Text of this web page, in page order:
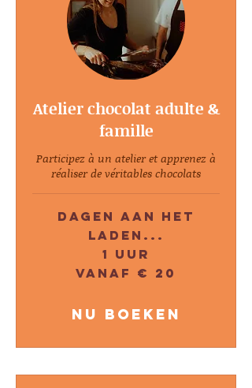
Atelier chocolat adulte &
famille
Participez à un atelier et apprenez à
réaliser de véritables chocolats
Dagen aan het
laden...
1 uur
Vanaf € 20
Nu boeken